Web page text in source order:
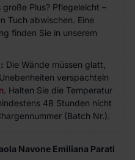
Plus? Pflegeleicht –
Tuch abwischen. Eine
finden Sie in unserem
Die Wände müssen glatt,
verspachteln
. Halten Sie die Temperatur
48 Stunden nicht
(Batch Nr.).
Navone Emiliana Parati